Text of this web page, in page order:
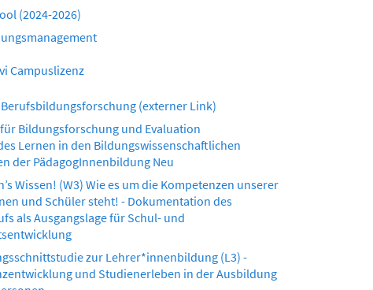
(2024-2026)
Campuslizenz
Berufsbildungsforschung (externer Link)
Bildungsforschung und Evaluation
Lernen in den Bildungswissenschaftlichen
der PädagogInnenbildung Neu
Wissen! (W3) Wie es um die Kompetenzen unserer
und Schüler steht! - Dokumentation des
als Ausgangslage für Schul- und
zur Lehrer*innenbildung (L3) -
und Studienerleben in der Ausbildung